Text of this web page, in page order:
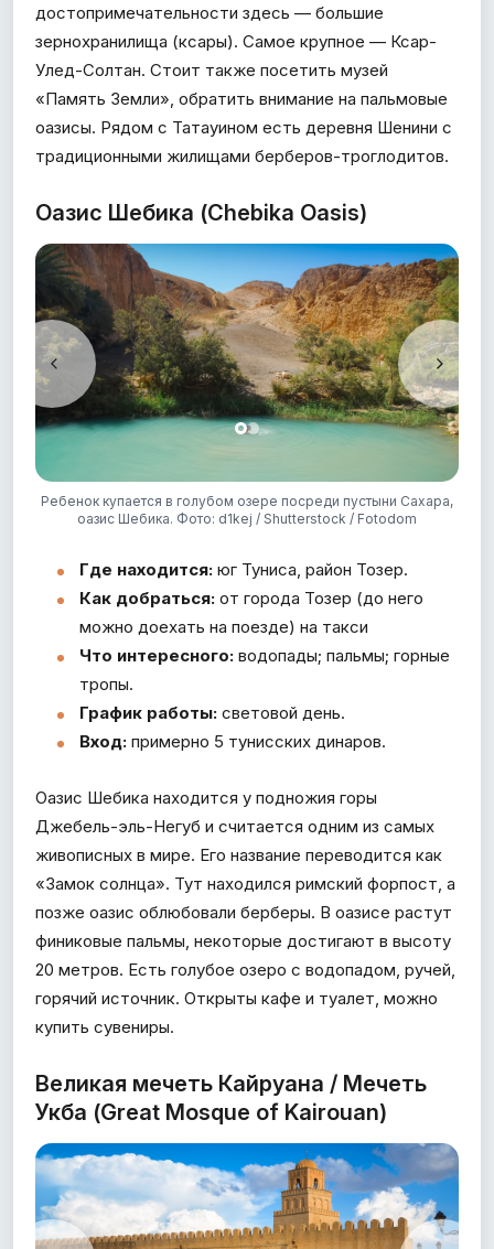
достопримечательности здесь — большие
зернохранилища (ксары). Самое крупное — Ксар-
Улед-Солтан. Стоит также посетить музей
«Память Земли», обратить внимание на пальмовые
оазисы. Рядом с Татауином есть деревня Шенини с
традиционными жилищами берберов-троглодитов.
Оазис Шебика (Chebika Oasis)
Ребенок купается в голубом озере посреди пустыни Сахара,
оазис Шебика. Фото: d1kej / Shutterstock / Fotodom
Где находится: юг Туниса, район Тозер.
Как добраться: от города Тозер (до него
можно доехать на поезде) на такси
Что интересного: водопады; пальмы; горные
тропы.
График работы: световой день.
Вход: примерно 5 тунисских динаров.
Оазис Шебика находится у подножия горы
Джебель-эль-Негуб и считается одним из самых
живописных в мире. Его название переводится как
«Замок солнца». Тут находился римский форпост, а
позже оазис облюбовали берберы. В оазисе растут
финиковые пальмы, некоторые достигают в высоту
20 метров. Есть голубое озеро с водопадом, ручей,
горячий источник. Открыты кафе и туалет, можно
купить сувениры.
Великая мечеть Кайруана / Мечеть
Укба (Great Mosque of Kairouan)